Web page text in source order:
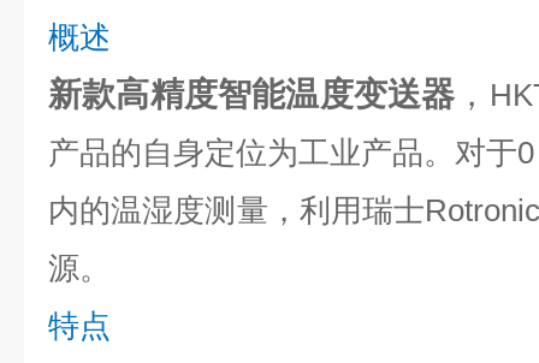
概述
新款高精度智能温度变送器 ，
产品的自身定位为工业产品。对于
内的温湿度测量，利用瑞士
源。
特点